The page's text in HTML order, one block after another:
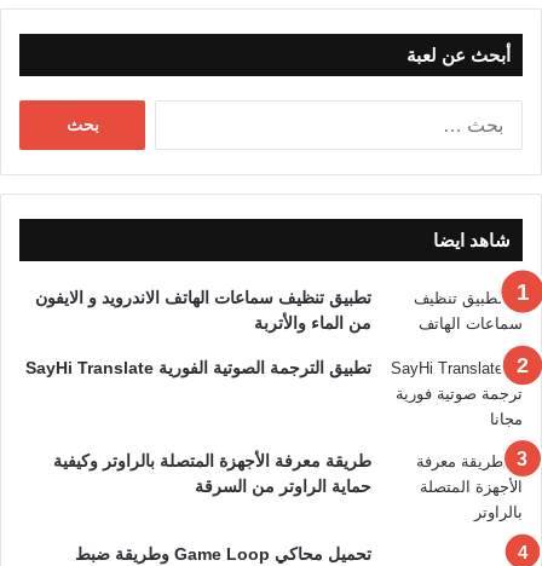
أبحث عن لعبة
شاهد ايضا
تطبيق تنظيف سماعات الهاتف الاندرويد و الايفون
من الماء والأتربة
تطبيق الترجمة الصوتية الفورية SayHi Translate
طريقة معرفة الأجهزة المتصلة بالراوتر وكيفية
حماية الراوتر من السرقة
تحميل محاكي Game Loop وطريقة ضبط